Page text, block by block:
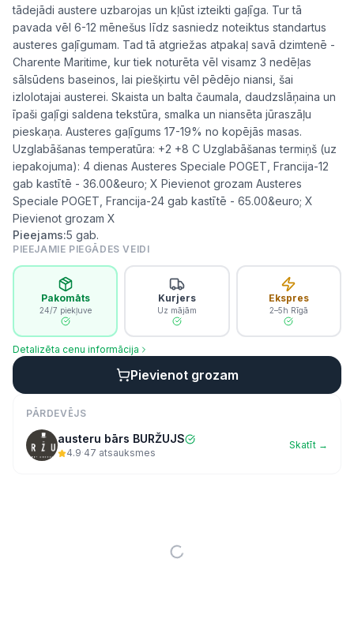
tādejādi austere uzbarojas un kļūst izteikti gaļīga. Tur tā
pavada vēl 6-12 mēnešus līdz sasniedz noteiktus standartus
austeres gaļīgumam. Tad tā atgriežas atpakaļ savā dzimtenē -
Charente Maritime, kur tiek noturēta vēl visamz 3 nedēļas
sālsūdens baseinos, lai piešķirtu vēl pēdējo niansi, šai
izlolotajai austerei. Skaista un balta čaumala, daudzslāņaina un
īpaši gaļīgi saldena tekstūra, smalka un niansēta jūraszāļu
pieskaņa. Austeres gaļīgums 17-19% no kopējās masas.
Uzglabāšanas temperatūra: +2 +8 C Uzglabāšanas termiņš (uz
iepakojuma): 4 dienas Austeres Speciale POGET, Francija-12
gab kastītē - 36.00&euro; X Pievienot grozam Austeres
Speciale POGET, Francija-24 gab kastītē - 65.00&euro; X
Pievienot grozam X
Pieejams:5 gab.
PIEEJAMIE PIEGĀDES VEIDI
Pakomāts
24/7 piekļuve
Kurjers
Uz mājām
Ekspres
2–5h Rīgā
Detalizēta cenu informācija
Pievienot grozam
PĀRDEVĒJS
austeru bārs BURŽUJS
4.9·47 atsauksmes
Skatīt →